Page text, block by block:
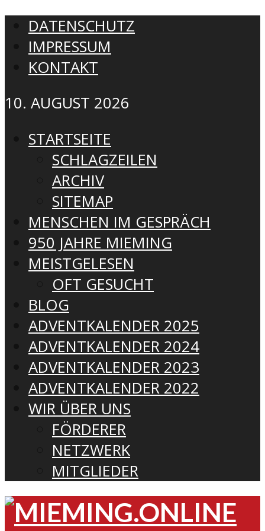
DATENSCHUTZ
IMPRESSUM
KONTAKT
10. AUGUST 2026
STARTSEITE
SCHLAGZEILEN
ARCHIV
SITEMAP
MENSCHEN IM GESPRÄCH
950 JAHRE MIEMING
MEISTGELESEN
OFT GESUCHT
BLOG
ADVENTKALENDER 2025
ADVENTKALENDER 2024
ADVENTKALENDER 2023
ADVENTKALENDER 2022
WIR ÜBER UNS
FÖRDERER
NETZWERK
MITGLIEDER